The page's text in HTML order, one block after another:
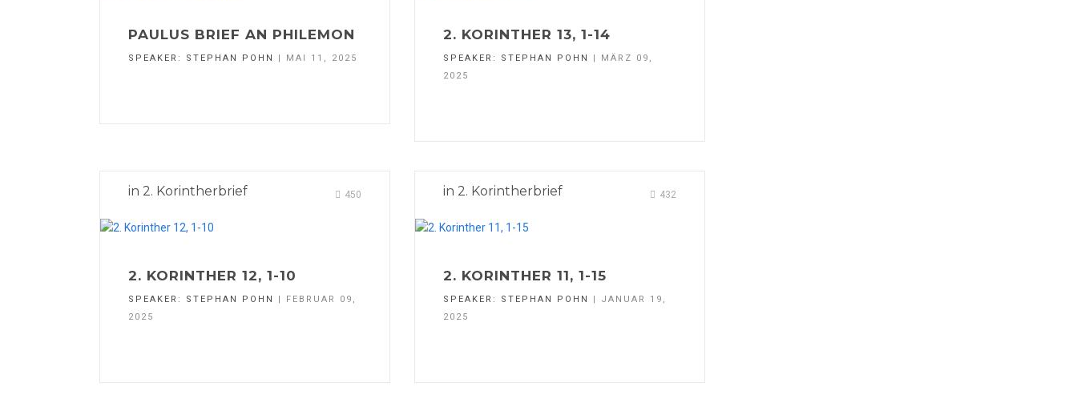
PAULUS BRIEF AN PHILEMON
SPEAKER: STEPHAN POHN | MAI 11, 2025
2. KORINTHER 13, 1-14
SPEAKER: STEPHAN POHN
| MÄRZ 09,
2025
in 2. Korintherbrief 450
2. KORINTHER 12, 1-10
SPEAKER: STEPHAN POHN
| FEBRUAR 09,
2025
in 2. Korintherbrief 432
2. KORINTHER 11, 1-15
SPEAKER: STEPHAN POHN
| JANUAR 19,
2025